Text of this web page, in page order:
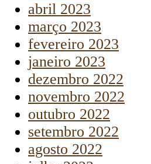
abril 2023
março 2023
fevereiro 2023
janeiro 2023
dezembro 2022
novembro 2022
outubro 2022
setembro 2022
agosto 2022